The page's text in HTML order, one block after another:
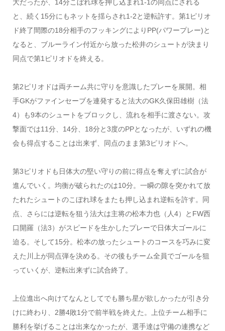
大だったが、14分こぼれ球を押し込まれ1-1の同点にされる
と、続く15分にもネットを揺らされ1-2と逆転許す。第1ピリオ
ド終了間際の18分相手のフッキングによりPP(パワープレー)と
なると、ブルーライン付近から放った松井のシュートが決まり
同点で第1ピリオドを終える。
第2ピリオドは両チーム共に守りを意識したプレーを展開。相
手GKがファインセーブを連発すると法大のGK久保田雄樹（法
4）も9本のシュートをブロックし、流れを相手に渡さない。攻
撃面では11分、14分、18分と3度のPPとなったが、いずれの機
会も得点することは出来ず、同点のまま第3ピリオドへ。
第3ピリオドも日体大の堅い守りの前に得点を奪えずに試合が
進んでいく。均衡が破られたのは10分。一瞬の隙を突かれて放
たれたシュートのこぼれ球をまたも押し込まれ逆転を許す。同
点、さらには逆転を狙う法大は主将の松本力也（人4）とFW西
口開羅（法3）がスピードを生かしたプレーで日体大ゴールに
迫る。そして15分。松本の放ったシュートのコースを巧みに変
えた川上が同点弾を決める。その後もチーム全員でゴールを狙
っていくが、逆転出来ずに試合終了。
上位進出へ向けてなんとしてでも勝ち星が欲しかったが引き分
けに終わり、2勝4敗1分で前半戦を終えた。上位チーム相手に
勝利を挙げることは出来なかったが、選手達は守備の連携など